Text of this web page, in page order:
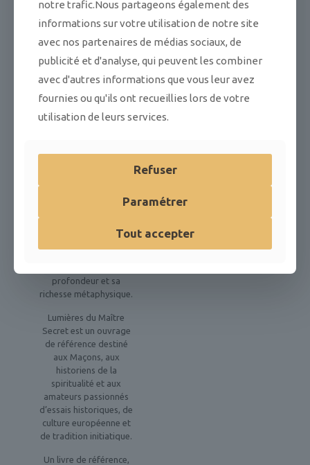
simple méditation
philosophique, souvent
intention première.
qu’une étude technique :
il s’agit d’un véritable
historique, qui remet en
dévoilant l’origine, les
métamorphose du rituel
profondeur et sa
richesse métaphysique.
Lumières du Maître
Secret est un ouvrage
de référence destiné
aux Maçons, aux
historiens de la
spiritualité et aux
amateurs passionnés
d’essais historiques, de
culture européenne et
de tradition initiatique.
Un livre de référence,
notre trafic.Nous partageons également des
informations sur votre utilisation de notre site
avec nos partenaires de médias sociaux, de
publicité et d'analyse, qui peuvent les combiner
avec d'autres informations que vous leur avez
fournies ou qu'ils ont recueillies lors de votre
utilisation de leurs services.
Refuser
Paramétrer
Tout accepter